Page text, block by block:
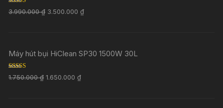
Rated 5.00
out of 5
3.990.000₫ 3.500.000₫
Máy hút bụi HiClean SP30 1500W 30L
Rated 5.00
out of 5
1.750.000₫ 1.650.000₫